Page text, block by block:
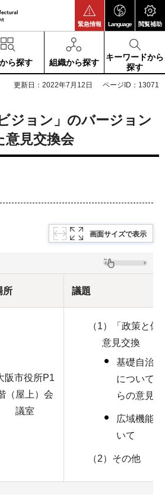
緊急情報 Language 閲覧補助
ら探す 組織から探す
キーワードから
探す
更新日：2022年7月12日 ページID：13071
ジョン」のバージョン
意見交換会
画面サイズで表示
所 議題
阪市役所P1
（屋上）会
議室
（1）「政策と体
意見交換
基礎自治
について
らの意見
広域機能
いて
（2）その他